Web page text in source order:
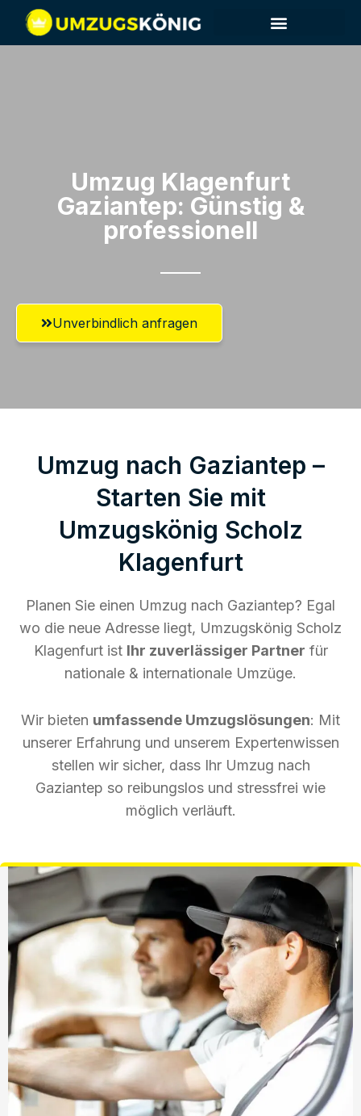
Umzug Klagenfurt​
Gaziantep: Günstig &
professionell​
Unverbindlich anfragen
Umzug nach Gaziantep –
Starten Sie mit
Umzugskönig Scholz
Klagenfurt
Planen Sie einen Umzug nach Gaziantep? Egal
wo die neue Adresse liegt, Umzugskönig Scholz
Klagenfurt ist Ihr zuverlässiger Partner für
nationale & internationale Umzüge.
Wir bieten umfassende Umzugslösungen: Mit
unserer Erfahrung und unserem Expertenwissen
stellen wir sicher, dass Ihr Umzug nach
Gaziantep so reibungslos und stressfrei wie
möglich verläuft.